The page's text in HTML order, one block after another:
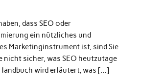
dass SEO oder
ein nützliches und
Marketinginstrument ist, sind Sie
nicht sicher, was SEO heutzutage
wird erläutert, was […]